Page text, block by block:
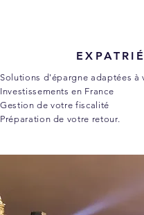
EXPATRIÉ
Solutions d'épargne adaptées à
Investissements en France
Gestion de votre fiscalité
Préparation de votre retour.